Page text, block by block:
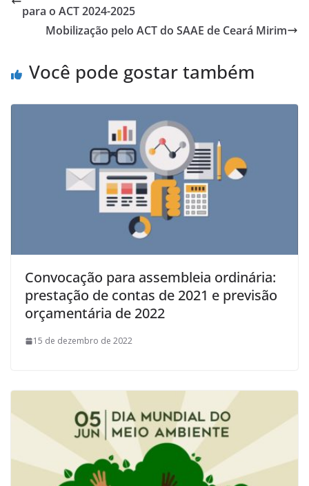
para o ACT 2024-2025
Mobilização pelo ACT do SAAE de Ceará Mirim
Você pode gostar também
Convocação para assembleia ordinária:
prestação de contas de 2021 e previsão
orçamentária de 2022
15 de dezembro de 2022